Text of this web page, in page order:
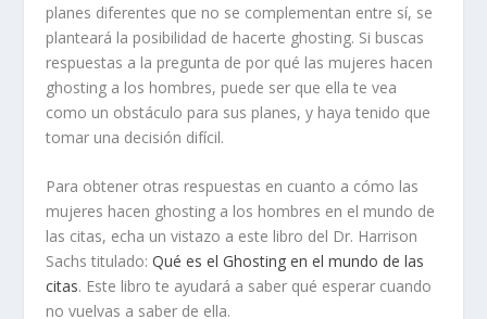
planes diferentes que no se complementan entre sí, se
planteará la posibilidad de hacerte ghosting. Si buscas
respuestas a la pregunta de por qué las mujeres hacen
ghosting a los hombres, puede ser que ella te vea
como un obstáculo para sus planes, y haya tenido que
tomar una decisión difícil.
Para obtener otras respuestas en cuanto a cómo las
mujeres hacen ghosting a los hombres en el mundo de
las citas, echa un vistazo a este libro del Dr. Harrison
Sachs titulado:Qué es el Ghosting en el mundo de las
citas. Este libro te ayudará a saber qué esperar cuando
no vuelvas a saber de ella.